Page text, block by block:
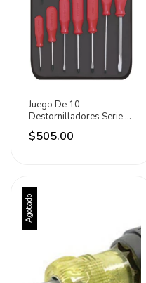
Juego De 10
Destornilladores Serie R
Combinado Urrea
$505.00
Agotado